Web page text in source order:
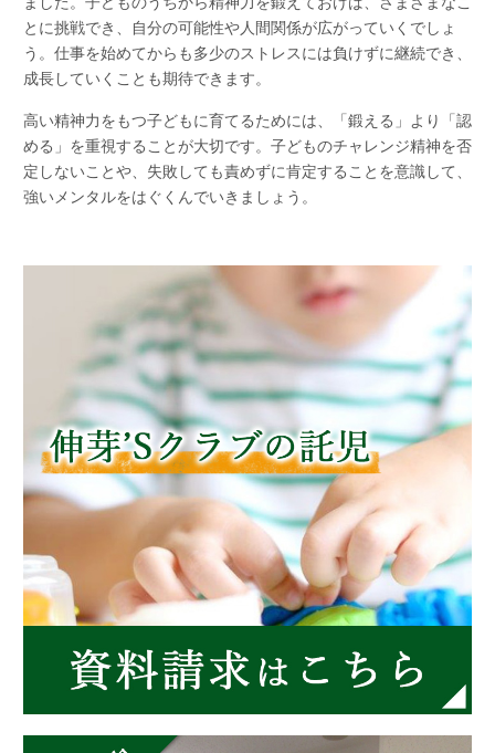
とに挑戦でき、自分の可能性や人間関係が広がっていくでしょ
う。仕事を始めてからも多少のストレスには負けずに継続でき、
成長していくことも期待できます。
高い精神力をもつ子どもに育てるためには、「鍛える」より「認
める」を重視することが大切です。子どものチャレンジ精神を否
定しないことや、失敗しても責めずに肯定することを意識して、
強いメンタルをはぐくんでいきましょう。